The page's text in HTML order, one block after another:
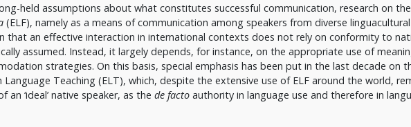
held assumptions about what constitutes successful communication, research on
(ELF), namely as a means of communication among speakers from diverse linguacultural
that an effective interaction in international contexts does not rely on conformity to
assumed. Instead, it largely depends, for instance, on the appropriate use of
strategies. On this basis, special emphasis has been put in the last decade on
Language Teaching (ELT), which, despite the extensive use of ELF around the world,
‘ideal’ native speaker, as thede facto authority in language use and therefore in